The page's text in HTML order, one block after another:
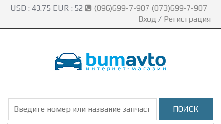
USD : 43.75 EUR : 52
(096)699-7-907 (073)699-7-907
Вход / Регистрация